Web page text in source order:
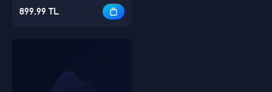
899,99 TL